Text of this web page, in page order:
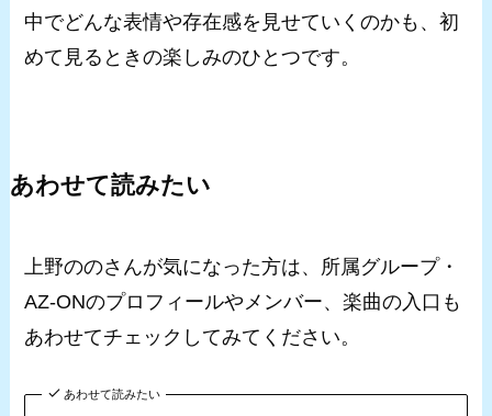
中でどんな表情や存在感を見せていくのかも、初
めて見るときの楽しみのひとつです。
あわせて読みたい
上野ののさんが気になった方は、所属グループ・
AZ-ONのプロフィールやメンバー、楽曲の入口も
あわせてチェックしてみてください。
あわせて読みたい